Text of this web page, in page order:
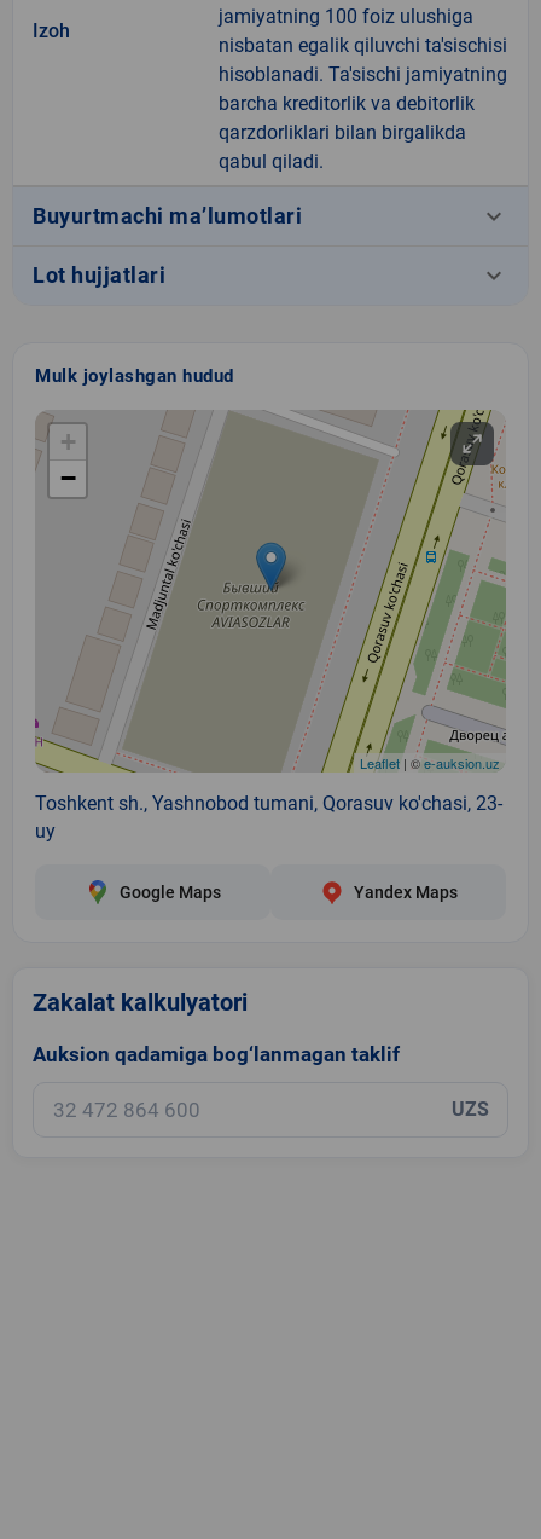
Izoh
jamiyatning 100 foiz ulushiga
nisbatan egalik qiluvchi ta'sischisi
hisoblanadi. Ta'sischi jamiyatning
barcha kreditorlik va debitorlik
qarzdorliklari bilan birgalikda
qabul qiladi.
Buyurtmachi ma’lumotlari keyboard_arrow_down
Lot hujjatlari keyboard_arrow_down
Mulk joylashgan hudud
+
−
Leaflet | ©e-auksion.uz
Toshkent sh., Yashnobod tumani, Qorasuv ko'chasi, 23-
uy
Google Maps Yandex Maps
Zakalat kalkulyatori
Auksion qadamiga bog‘lanmagan taklif
UZS